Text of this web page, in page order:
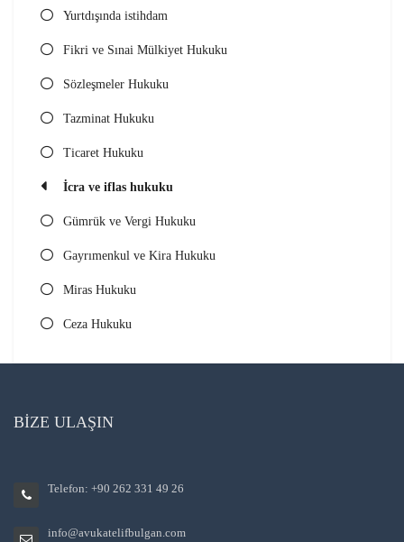
Yurtdışında istihdam
Fikri ve Sınai Mülkiyet Hukuku
Sözleşmeler Hukuku
Tazminat Hukuku
Ticaret Hukuku
İcra ve iflas hukuku
Gümrük ve Vergi Hukuku
Gayrımenkul ve Kira Hukuku
Miras Hukuku
Ceza Hukuku
BİZE ULAŞIN
Telefon: +90 262 331 49 26
info@avukatelifbulgan.com